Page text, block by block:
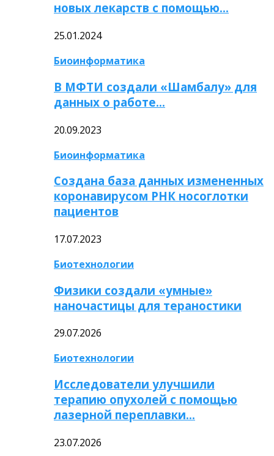
новых лекарств с помощью…
25.01.2024
Биоинформатика
В МФТИ создали «Шамбалу» для
данных о работе…
20.09.2023
Биоинформатика
Создана база данных измененных
коронавирусом РНК носоглотки
пациентов
17.07.2023
Биотехнологии
Физики создали «умные»
наночастицы для тераностики
29.07.2026
Биотехнологии
Исследователи улучшили
терапию опухолей с помощью
лазерной переплавки…
23.07.2026